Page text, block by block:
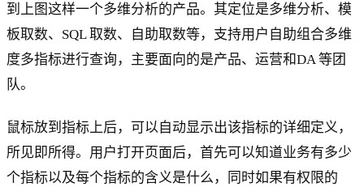
到上图这样一个多维分析的产品。其定位是多维分析、模
板取数、SQL 取数、自助取数等，支持用户自助组合多维
度多指标进行查询，主要面向的是产品、运营和DA 等团
队。
鼠标放到指标上后，可以自动显示出该指标的详细定义，
所见即所得。用户打开页面后，首先可以知道业务有多少
个指标以及每个指标的含义是什么，同时如果有权限的